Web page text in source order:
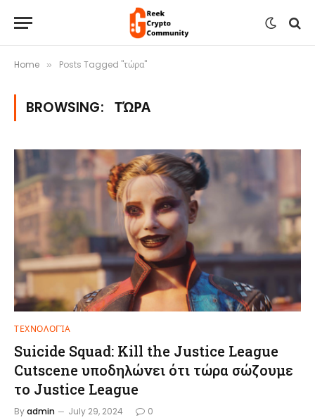
Home » Posts Tagged "τώρα"
BROWSING: ΤΏΡΑ
ΤΕΧΝΟΛΟΓΊΑ
Suicide Squad: Kill the Justice League
Cutscene υποδηλώνει ότι τώρα σώζουμε
το Justice League
Byadmin July 29, 2024 0